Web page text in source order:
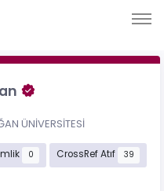
ÜNİVERSİTESİ
0 CrossRef Atıf 39